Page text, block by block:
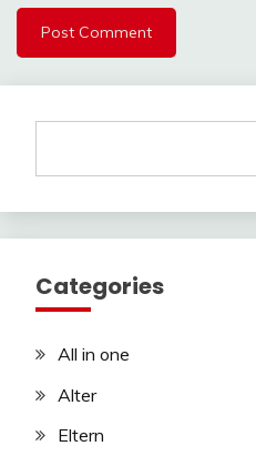
Categories
All in one
Alter
Eltern